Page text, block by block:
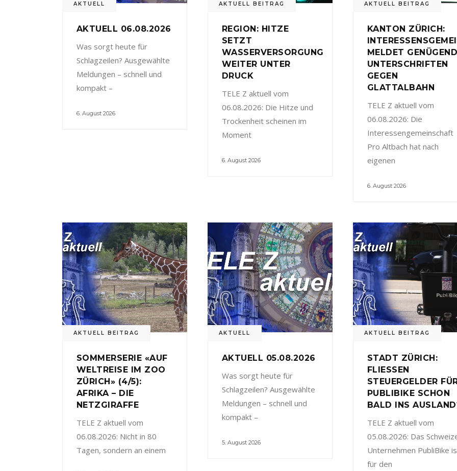
AKTUELL
AKTUELL 06.08.2026
Was sorgt heute für
Schlagzeilen? Ausgewählte
Meldungen – schnell und
kompakt –
6. August 2026
AKTUELL BEITRAG
REGION: HITZE
SETZT
WASSERVERSORGUNG
WEITER UNTER
DRUCK
TELE Z aktuell vom
06.08.2026: Die Hitze und
Trockenheit scheinen im
Moment
6. August 2026
AKTUELL BEITRAG
KANTON ZÜRICH:
MELDET
UNTERSCHRIFTEN
GEGEN
GLATTALBAHN
TELE Z aktuell vom
06.08.2026: Die
Interessengemeinschaft
Pro Altbach hat nach
eigenen
6. August 2026
AKTUELL BEITRAG
SOMMERSERIE «AUF
WELTREISE IM ZOO
ZÜRICH» (4/5):
AFRIKA – DIE
NETZGIRAFFE
TELE Z aktuell vom
06.08.2026: Nicht in 80
Tagen, sondern an einem
AKTUELL
AKTUELL 05.08.2026
Was sorgt heute für
Schlagzeilen? Ausgewählte
Meldungen – schnell und
kompakt –
5. August 2026
AKTUELL BEITRAG
STADT ZÜRICH:
FLIESSEN
STEUERGELDER
PUBLIBIKE SCHON
BALD INS
TELE Z aktuell vom
05.08.2026: Das
Unternehmen PubliBike
für den